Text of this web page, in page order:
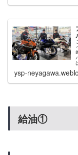
ysp-
給油①